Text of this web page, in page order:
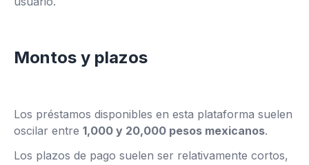
Montos y plazos
Los préstamos disponibles en esta plataforma suelen
oscilar entre 1,000 y 20,000 pesos mexicanos.
Los plazos de pago suelen ser relativamente cortos,